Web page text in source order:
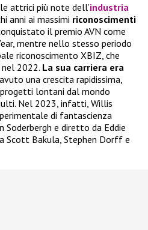
attrici più note dell’industria
anni ai massimi riconoscimenti
il premio AVN come
mentre nello stesso periodo
riconoscimento XBIZ, che
2022. La sua carriera era
una crescita rapidissima,
lontani dal mondo
Nel 2023, infatti, Willis
di fantascienza
Soderbergh e diretto da Eddie
Scott Bakula, Stephen Dorff e